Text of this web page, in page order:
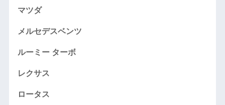
マツダ
メルセデスベンツ
ルーミー ターボ
レクサス
ロータス